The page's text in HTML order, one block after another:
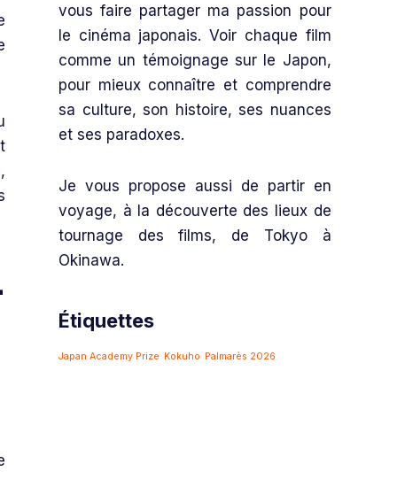
vous faire partager ma passion pour
le cinéma japonais. Voir chaque film
comme un témoignage sur le Japon,
pour mieux connaître et comprendre
sa culture, son histoire, ses nuances
et ses paradoxes.
Je vous propose aussi de partir en
voyage, à la découverte des lieux de
tournage des films, de Tokyo à
Okinawa.
Étiquettes
Japan Academy Prize Kokuho Palmarès 2026